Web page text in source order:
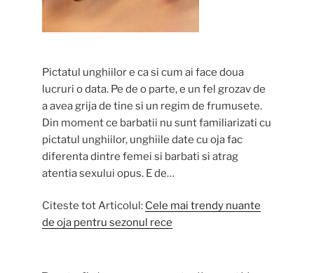
Pictatul unghiilor e ca si cum ai face doua
lucruri o data. Pe de o parte, e un fel grozav de
a avea grija de tine si un regim de frumusete.
Din moment ce barbatii nu sunt familiarizati cu
pictatul unghiilor, unghiile date cu oja fac
diferenta dintre femei si barbati si atrag
atentia sexului opus. E de…
Citeste tot Articolul: Cele mai trendy nuante
de oja pentru sezonul rece